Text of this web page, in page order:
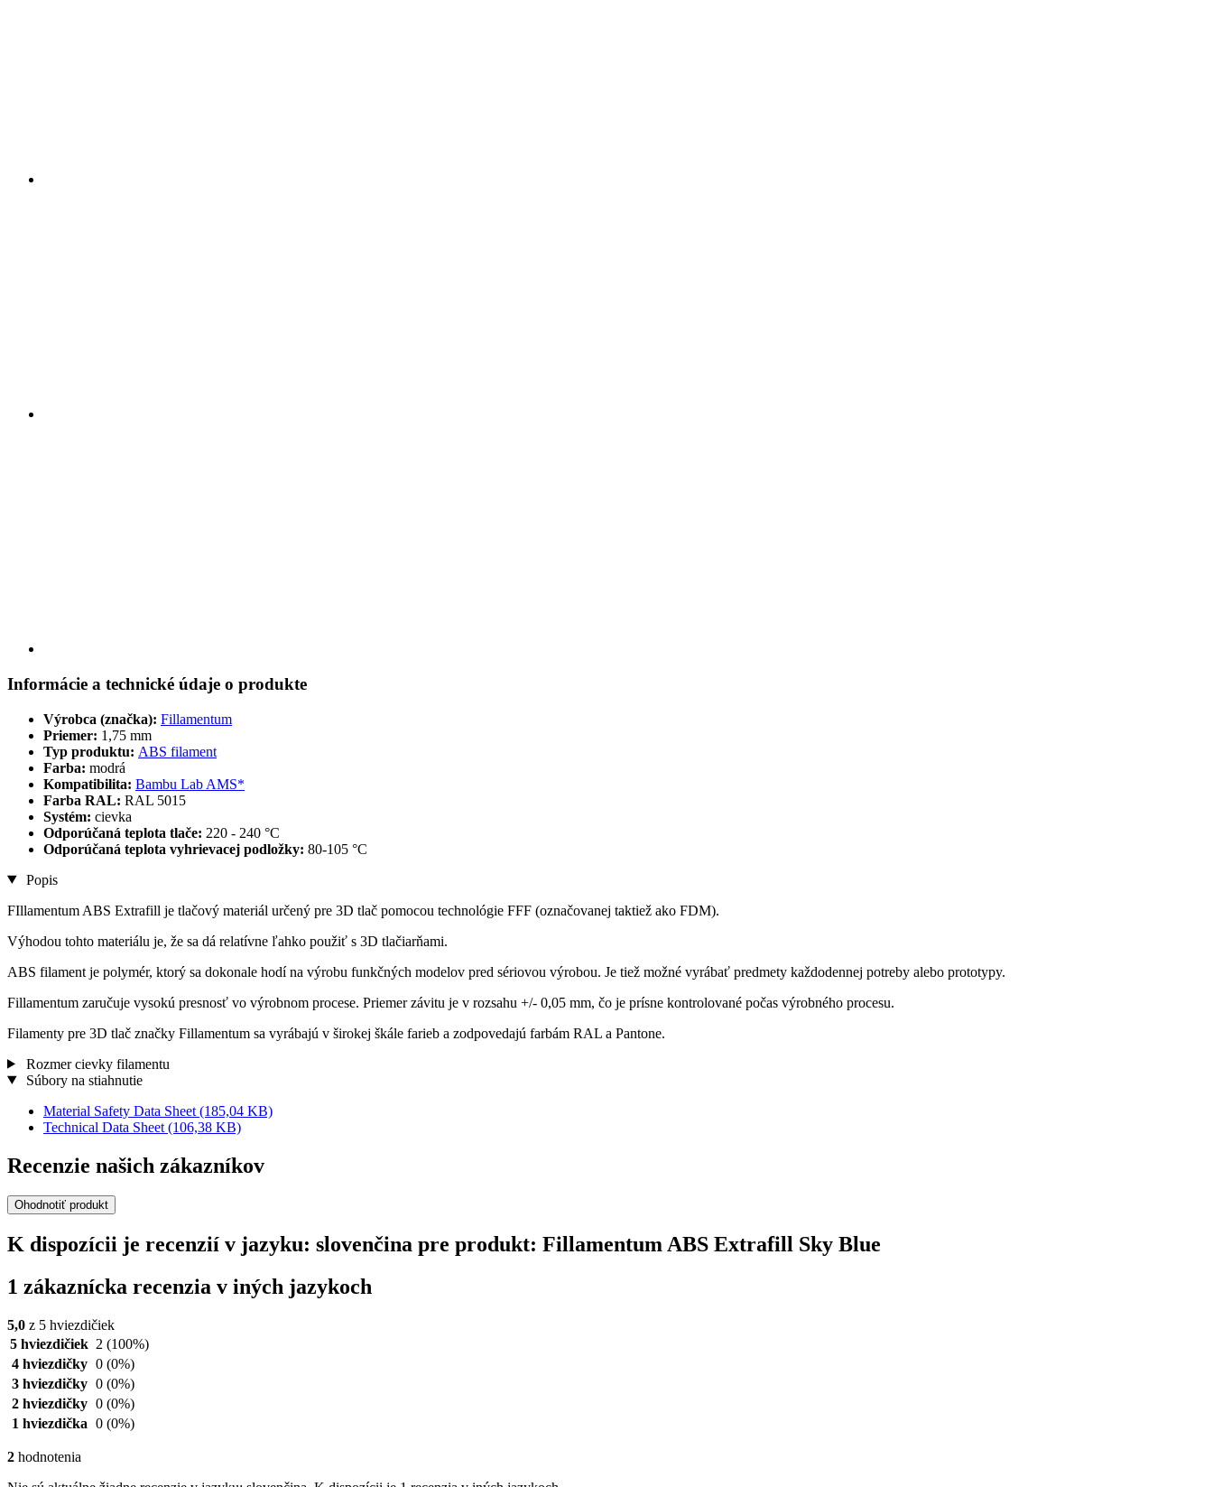
Informácie a technické údaje o produkte
Výrobca (značka): Fillamentum
Priemer: 1,75 mm
Typ produktu: ABS filament
Farba: modrá
Kompatibilita: Bambu Lab AMS*
Farba RAL: RAL 5015
Systém: cievka
Odporúčaná teplota tlače: 220 - 240 °C
Odporúčaná teplota vyhrievacej podložky: 80-105 °C
Popis
FIllamentum ABS Extrafill je tlačový materiál určený pre 3D tlač pomocou technológie FFF (označovanej taktiež ako FDM).
Výhodou tohto materiálu je, že sa dá relatívne ľahko použiť s 3D tlačiarňami.
ABS filament je polymér, ktorý sa dokonale hodí na výrobu funkčných modelov pred sériovou výrobou. Je tiež možné vyrábať predmety každodennej potreby alebo prototypy.
Fillamentum zaručuje vysokú presnosť vo výrobnom procese. Priemer závitu je v rozsahu +/- 0,05 mm, čo je prísne kontrolované počas výrobného procesu.
Filamenty pre 3D tlač značky Fillamentum sa vyrábajú v širokej škále farieb a zodpovedajú farbám RAL a Pantone.
Rozmer cievky filamentu
Súbory na stiahnutie
Material Safety Data Sheet (185,04 KB)
Technical Data Sheet (106,38 KB)
Recenzie našich zákazníkov
Ohodnotiť produkt
K dispozícii je recenzií v jazyku: slovenčina pre produkt: Fillamentum ABS Extrafill Sky Blue
1 zákaznícka recenzia v iných jazykoch
5,0 z 5 hviezdičiek
5 hviezdičiek 2 (100%)
4 hviezdičky 0 (0%)
3 hviezdičky 0 (0%)
2 hviezdičky 0 (0%)
1 hviezdička 0 (0%)
2 hodnotenia